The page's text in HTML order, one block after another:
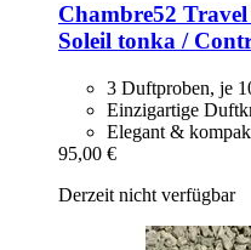
Chambre52 Travel
Soleil tonka /
3 Duftproben, je
Einzigartige
Elegant &
95,00 €
Derzeit nicht verfügbar